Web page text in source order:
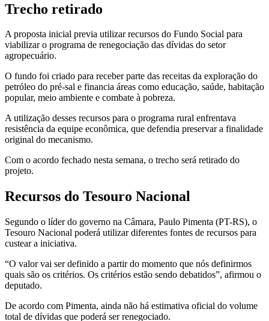
Trecho retirado
A proposta inicial previa utilizar recursos do Fundo Social para
viabilizar o programa de renegociação das dívidas do setor
agropecuário.
O fundo foi criado para receber parte das receitas da exploração do
petróleo do pré-sal e financia áreas como educação, saúde, habitação
popular, meio ambiente e combate à pobreza.
A utilização desses recursos para o programa rural enfrentava
resistência da equipe econômica, que defendia preservar a finalidade
original do mecanismo.
Com o acordo fechado nesta semana, o trecho será retirado do
projeto.
Recursos do Tesouro Nacional
Segundo o líder do governo na Câmara, Paulo Pimenta (PT-RS), o
Tesouro Nacional poderá utilizar diferentes fontes de recursos para
custear a iniciativa.
“O valor vai ser definido a partir do momento que nós definirmos
quais são os critérios. Os critérios estão sendo debatidos”, afirmou o
deputado.
De acordo com Pimenta, ainda não há estimativa oficial do volume
total de dívidas que poderá ser renegociado.